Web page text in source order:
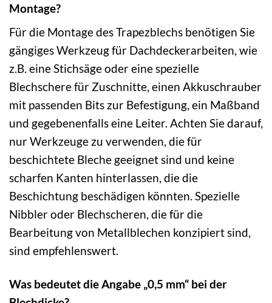
Montage?
Für die Montage des Trapezblechs benötigen Sie
gängiges Werkzeug für Dachdeckerarbeiten, wie
z.B. eine Stichsäge oder eine spezielle
Blechschere für Zuschnitte, einen Akkuschrauber
mit passenden Bits zur Befestigung, ein Maßband
und gegebenenfalls eine Leiter. Achten Sie darauf,
nur Werkzeuge zu verwenden, die für
beschichtete Bleche geeignet sind und keine
scharfen Kanten hinterlassen, die die
Beschichtung beschädigen könnten. Spezielle
Nibbler oder Blechscheren, die für die
Bearbeitung von Metallblechen konzipiert sind,
sind empfehlenswert.
Was bedeutet die Angabe „0,5 mm“ bei der